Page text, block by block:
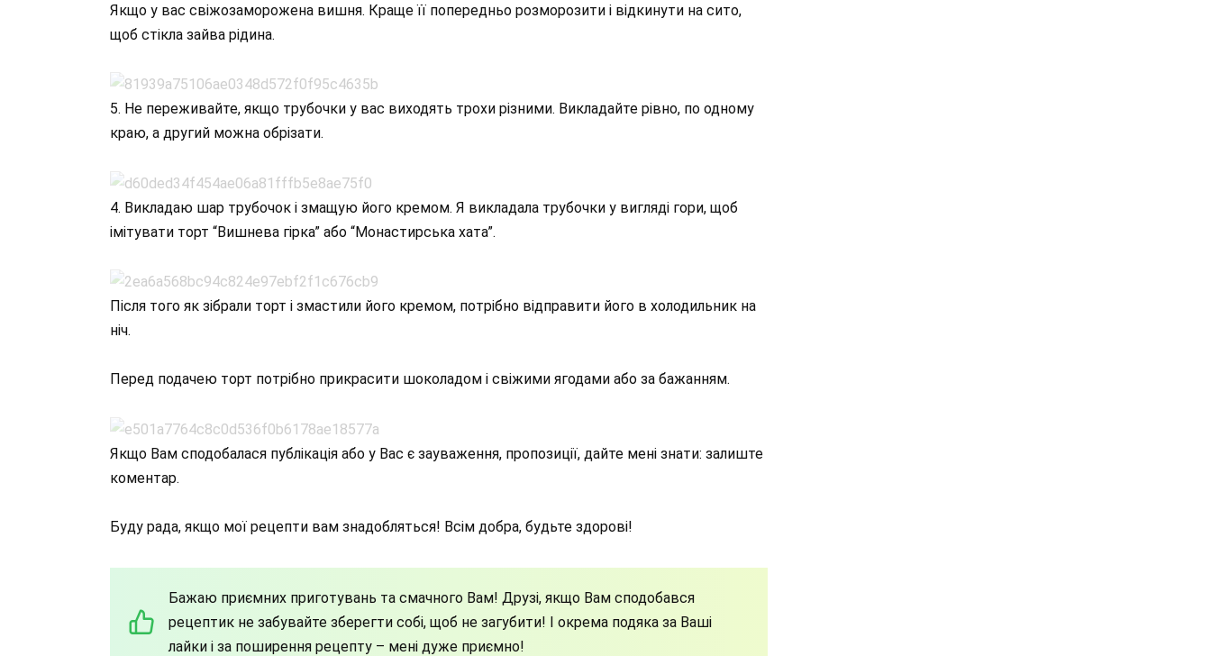
Якщо у вас свіжозаморожена вишня. Краще її попередньо розморозити і відкинути на сито,
щоб стікла зайва рідина.
5. Не переживайте, якщо трубочки у вас виходять трохи різними. Викладайте рівно, по одному
краю, а другий можна обрізати.
4. Викладаю шар трубочок і змащую його кремом. Я викладала трубочки у вигляді гори, щоб
імітувати торт “Вишнева гірка” або “Монастирська хата”.
Після того як зібрали торт і змастили його кремом, потрібно відправити його в холодильник на
ніч.
Перед подачею торт потрібно прикрасити шоколадом і свіжими ягодами або за бажанням.
Якщо Вам сподобалася публікація або у Вас є зауваження, пропозиції, дайте мені знати: залиште
коментар.
Буду рада, якщо мої рецепти вам знадобляться! Всім добра, будьте здорові!
Бажаю приємних приготувань та смачного Вам! Друзі, якщо Вам сподобався
рецептик не забувайте зберегти собі, щоб не загубити! І окрема подяка за Ваші
лайки і за поширення рецепту – мені дуже приємно!